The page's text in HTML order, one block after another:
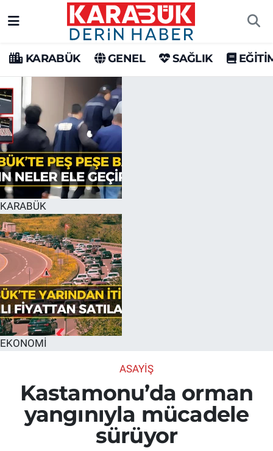
KARABÜK GENEL SAĞLIK
KARABÜK
EKONOMİ
ASAYIŞ
Kastamonu’da orman
yangınıyla mücadele
sürüyor
Karabük Hava Durumu
Karabük Trafik Yoğunluk Haritası
Süper Lig Puan Durumu ve Fikstür
Tüm Manşetler
Son Dakika Haberleri
Haber Arşivi